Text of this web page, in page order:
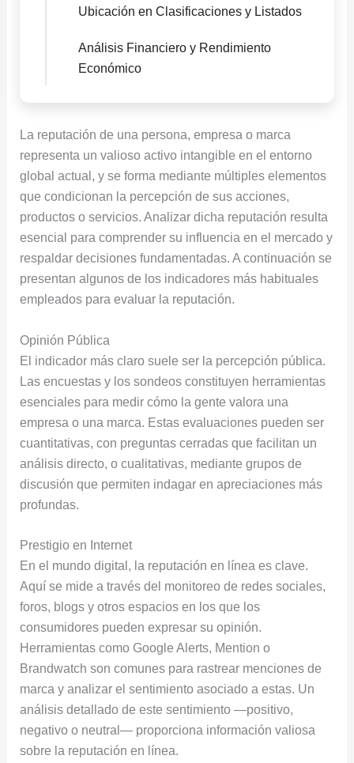
Ubicación en Clasificaciones y Listados
Análisis Financiero y Rendimiento
Económico
La reputación de una persona, empresa o marca
representa un valioso activo intangible en el entorno
global actual, y se forma mediante múltiples elementos
que condicionan la percepción de sus acciones,
productos o servicios. Analizar dicha reputación resulta
esencial para comprender su influencia en el mercado y
respaldar decisiones fundamentadas. A continuación se
presentan algunos de los indicadores más habituales
empleados para evaluar la reputación.
Opinión Pública
El indicador más claro suele ser la percepción pública.
Las encuestas y los sondeos constituyen herramientas
esenciales para medir cómo la gente valora una
empresa o una marca. Estas evaluaciones pueden ser
cuantitativas, con preguntas cerradas que facilitan un
análisis directo, o cualitativas, mediante grupos de
discusión que permiten indagar en apreciaciones más
profundas.
Prestigio en Internet
En el mundo digital, la reputación en línea es clave.
Aquí se mide a través del monitoreo de redes sociales,
foros, blogs y otros espacios en los que los
consumidores pueden expresar su opinión.
Herramientas como Google Alerts, Mention o
Brandwatch son comunes para rastrear menciones de
marca y analizar el sentimiento asociado a estas. Un
análisis detallado de este sentimiento —positivo,
negativo o neutral— proporciona información valiosa
sobre la reputación en línea.